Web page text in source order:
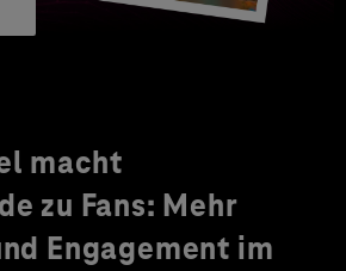
macht
zu Fans: Mehr
Engagement im